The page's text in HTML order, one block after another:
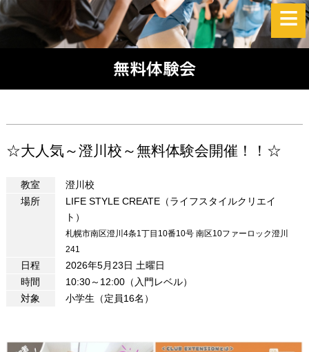
無料体験会
☆大人気～澄川校～無料体験会開催！！☆
教室
澄川校
場所
LIFE STYLE CREATE（ライフスタイルクリエイ
ト）
札幌市南区澄川4条1丁目10番10号 南区10ファーロック澄川
241
日程
2026年5月23日 土曜日
時間
10:30～12:00（入門レベル）
対象
小学生（定員16名）